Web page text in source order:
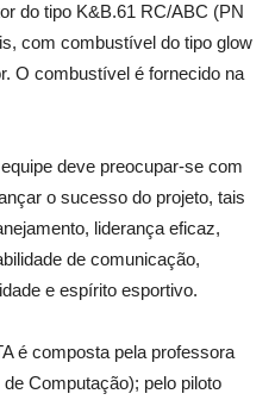
do tipo K&B.61 RC/ABC (PN
com combustível do tipo glow
O combustível é fornecido na
deve preocupar-se com
o sucesso do projeto, tais
liderança eficaz,
de comunicação,
e espírito esportivo.
é composta pela professora
Computação); pelo piloto